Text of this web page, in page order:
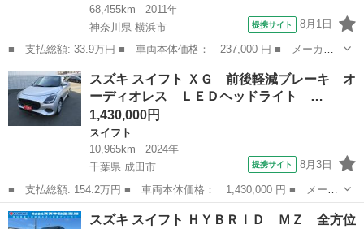
68,455km
2011年
神奈川県 横浜市
提携サイト 8月1日
■ 支払総額: 33.9万円 ■ 車両本体価格： 237,000 円 ■ メーカー
名： スズキ ■ 車種名： スイフト ■ グレード名： ＸＧ ・ユ
ーザー買取車・ナビ・ＴＶ・Ｂｌｕｅｔｏｏｔｈ・スマートキー・プ
ッシュスター...
神奈川 横浜市 スイフト
スズキ スイフト ＸＧ 前後軽減ブレーキ オ
ーディオレス ＬＥＤヘッドライト …
1,430,000円
スイフト
10,965km
2024年
千葉県 成田市
提携サイト 8月3日
■ 支払総額: 154.2万円 ■ 車両本体価格： 1,430,000 円 ■ メーカ
ー名： スズキ ■ 車種名： スイフト ■ グレード名： ＸＧ 前
後軽減ブレーキ オーディオレス ＬＥＤヘッドライト 初度令和６
千葉 成田市 スイフト
スズキ スイフト ＨＹＢＲＩＤ ＭＺ 全方位